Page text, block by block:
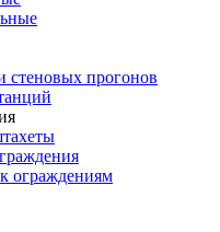
стеновых прогонов
ограждениям